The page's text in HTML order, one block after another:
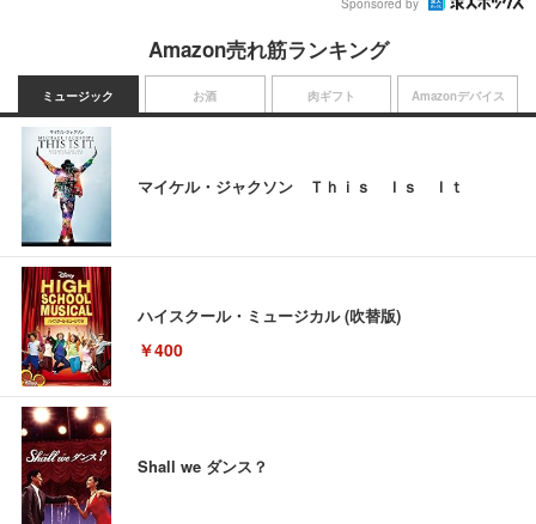
Amazon売れ筋ランキング
ミュージック
マイケル・ジャクソン Ｔｈｉｓ Ｉｓ Ｉｔ
ハイスクール・ミュージカル (吹替版)
￥400
Shall we ダンス？
お酒 肉ギフト Amazonデバイス